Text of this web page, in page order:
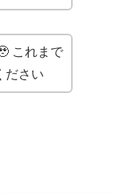
これまで
ださい